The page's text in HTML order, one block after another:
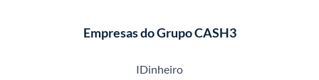
Empresas do Grupo CASH3
IDinheiro